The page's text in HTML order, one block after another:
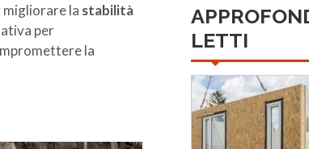
migliorare la stabilità
per
la
LETTI